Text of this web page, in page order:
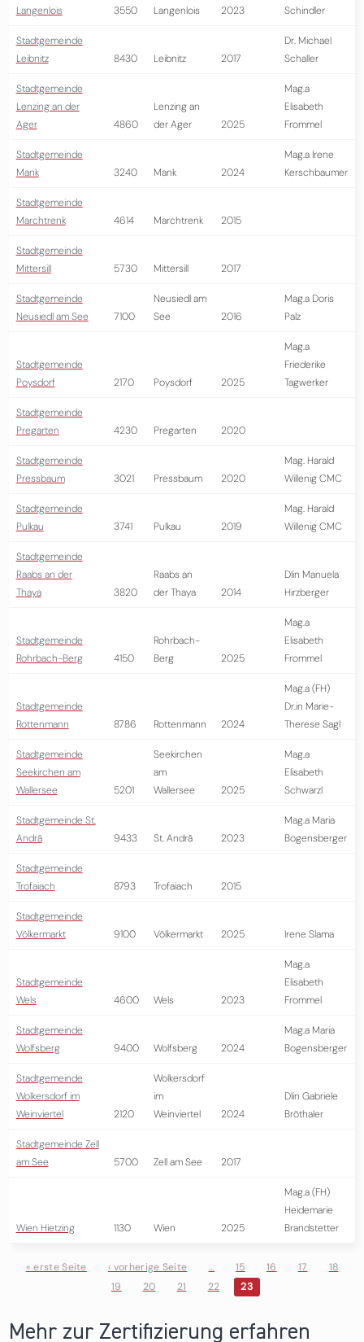
Langenlois
3550 Langenlois 2023
Schindler
Stadtgemeinde
Leibnitz
8430 Leibnitz 2017
Dr. Michael
Schaller
Stadtgemeinde
Lenzing an der
Ager
4860
Lenzing an
der Ager
2025
Mag.a
Elisabeth
Frommel
Stadtgemeinde
Mank
3240 Mank 2024
Mag.a Irene
Kerschbaumer
Stadtgemeinde
Marchtrenk
4614 Marchtrenk 2015
Stadtgemeinde
Mittersill
5730 Mittersill 2017
Stadtgemeinde
Neusiedl am See
7100
Neusiedl am
See
2016
Mag.a Doris
Palz
Stadtgemeinde
Poysdorf
2170 Poysdorf 2025
Mag.a
Friederike
Tagwerker
Stadtgemeinde
Pregarten
4230 Pregarten 2020
Stadtgemeinde
Pressbaum
3021 Pressbaum 2020
Mag. Harald
Willenig CMC
Stadtgemeinde
Pulkau
3741 Pulkau 2019
Mag. Harald
Willenig CMC
Stadtgemeinde
Raabs an der
Thaya
3820
Raabs an
der Thaya
2014
DIin Manuela
Hirzberger
Stadtgemeinde
Rohrbach-Berg
4150
Rohrbach-
Berg
2025
Mag.a
Elisabeth
Frommel
Stadtgemeinde
Rottenmann
8786 Rottenmann 2024
Mag.a (FH)
Dr.in Marie-
Therese Sagl
Stadtgemeinde
Seekirchen am
Wallersee
5201
Seekirchen
am
Wallersee
2025
Mag.a
Elisabeth
Schwarzl
Stadtgemeinde St.
Andrä
9433 St. Andrä 2023
Mag.a Maria
Bogensberger
Stadtgemeinde
Trofaiach
8793 Trofaiach 2015
Stadtgemeinde
Völkermarkt
9100 Völkermarkt 2025 Irene Slama
Stadtgemeinde
Wels
4600 Wels 2023
Mag.a
Elisabeth
Frommel
Stadtgemeinde
Wolfsberg
9400 Wolfsberg 2024
Mag.a Maria
Bogensberger
Stadtgemeinde
Wolkersdorf im
Weinviertel
2120
Wolkersdorf
im
Weinviertel
2024
DIin Gabriele
Bröthaler
Stadtgemeinde Zell
am See
5700 Zell am See 2017
Wien Hietzing 1130 Wien 2025
Mag.a (FH)
Heidemarie
Brandstetter
« erste Seite ‹ vorherige Seite … 15 16 17
18
19
20 21 22 23
Mehr zur Zertifizierung erfahren